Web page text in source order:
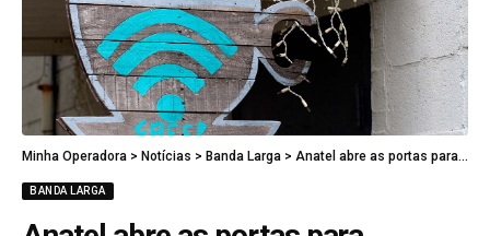
Minha Operadora > Notícias > Banda Larga > Anatel abre as portas para internet mais veloz; conheça o Wi-Fi 6E
BANDA LARGA